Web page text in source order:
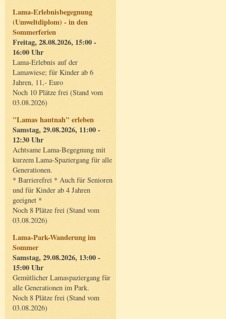
Lama-Erlebnisbegegnung
(Umweltdiplom) - in den
Sommerferien
Freitag, 28.08.2026, 15:00 -
16:00 Uhr
Lama-Erlebnis auf der
Lamawiese; für Kinder ab 6
Jahren, 11,- Euro
Noch 10 Plätze frei (Stand vom
03.08.2026)
"Lamas hautnah" erleben
Samstag, 29.08.2026, 11:00 -
12:30 Uhr
Achtsame Lama-Begegnung mit
kurzem Lama-Spaziergang für alle
Generationen.
* Barrierefrei * Auch für Senioren
und für Kinder ab 4 Jahren
geeignet *
Noch 8 Plätze frei (Stand vom
03.08.2026)
Lama-Park-Wanderung im
Sommer
Samstag, 29.08.2026, 13:00 -
15:00 Uhr
Gemütlicher Lamaspaziergang für
alle Generationen im Park.
Noch 8 Plätze frei (Stand vom
03.08.2026)